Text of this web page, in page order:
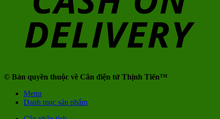
© Bản quyền thuộc về Cân điện tử Thịnh Tiến™
Menu
Danh mục sản phẩm